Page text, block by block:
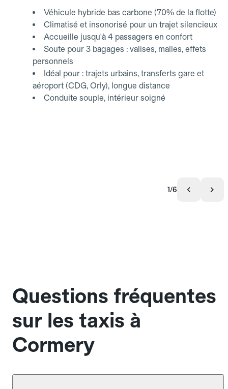
Véhicule hybride bas carbone (70% de la flotte)
Climatisé et insonorisé pour un trajet silencieux
Accueille jusqu'à 4 passagers en confort
Soute pour 3 bagages : valises, malles, effets
personnels
Idéal pour : trajets urbains, transferts gare et
aéroport (CDG, Orly), longue distance
Conduite souple, intérieur soigné
1/6
Questions fréquentes
sur les taxis à
Cormery